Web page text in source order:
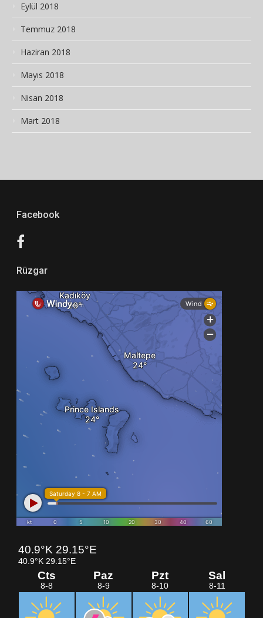
Eylül 2018
Temmuz 2018
Haziran 2018
Mayıs 2018
Nisan 2018
Mart 2018
Facebook
Rüzgar